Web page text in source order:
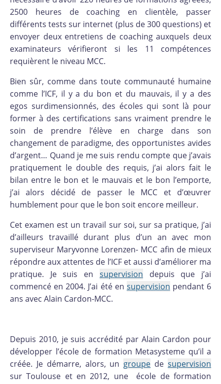
2500 heures de coaching en clientèle, passer
différents tests sur internet (plus de 300 questions) et
envoyer deux entretiens de coaching auxquels deux
examinateurs vérifieront si les 11 compétences
requièrent le niveau MCC.
Bien sûr, comme dans toute communauté humaine
comme l’ICF, il y a du bon et du mauvais, il y a des
egos surdimensionnés, des écoles qui sont là pour
former à des certifications sans vraiment prendre le
soin de prendre l’élève en charge dans son
changement de paradigme, des opportunistes avides
d’argent… Quand je me suis rendu compte que j’avais
pratiquement le double des requis, j’ai alors fait le
bilan entre le bon et le mauvais et le bon l’emporte,
j’ai alors décidé de passer le MCC et d’œuvrer
humblement pour que le bon soit encore meilleur.
Cet examen est un travail sur soi, sur sa pratique, j’ai
d’ailleurs travaillé durant plus d’un an avec mon
superviseur Maryvonne Lorenzen- MCC afin de mieux
répondre aux attentes de l’ICF et aussi d’améliorer ma
pratique. Je suis en supervision depuis que j’ai
commencé en 2004. J’ai été en supervision pendant 6
ans avec Alain Cardon-MCC.
Depuis 2010, je suis accrédité par Alain Cardon pour
développer l’école de formation Metasysteme qu’il a
créée. Je démarre, alors, un groupe desupervision
sur Toulouse et en 2012, une école de formation